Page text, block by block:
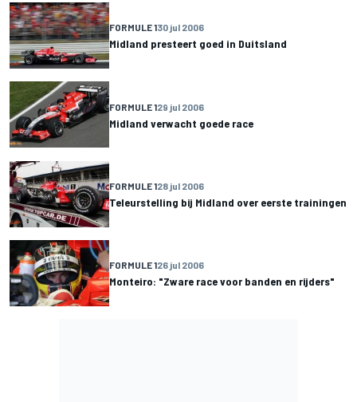
FORMULE 130 jul 2006
Midland presteert goed in Duitsland
FORMULE 129 jul 2006
Midland verwacht goede race
FORMULE 128 jul 2006
Teleurstelling bij Midland over eerste trainingen
FORMULE 126 jul 2006
Monteiro: "Zware race voor banden en rijders"